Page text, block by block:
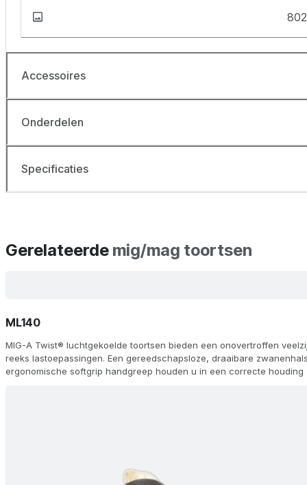
Accessoires
Onderdelen
Specificaties
Gerelateerde mig/mag toortsen
ML140
MIG-A Twist® luchtgekoelde toortsen bieden een onovertroffen
reeks lastoepassingen. Een gereedschapsloze, draaibare
ergonomische softgrip handgreep houden u in een correcte houding